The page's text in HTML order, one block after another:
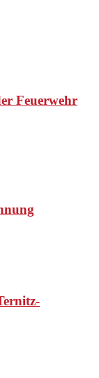
Feuerwehr